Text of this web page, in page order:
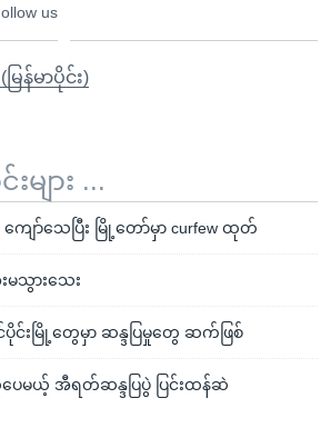
us
ြန်မာပိုင်း)
ျား ...
ျော်သေပြီး မြို့တော်မှာ curfew ထုတ်
မသွားသေး
းမြို့တွေမှာ ဆန္ဒပြမှုတွေ ဆက်ဖြစ်
မယ့် အီရတ်ဆန္ဒပြပွဲ ပြင်းထန်ဆဲ